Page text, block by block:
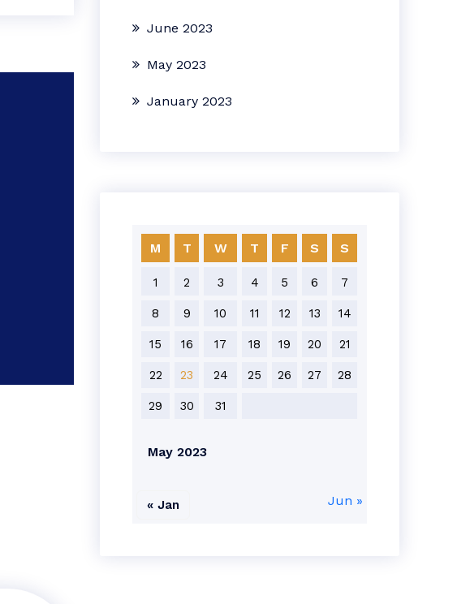
June 2023
May 2023
January 2023
May 2023
M T W T F S S
1 2 3 4 5 6 7
8 9 10 11 12 13 14
15 16 17 18 19 20 21
22 23 24 25 26 27 28
29 30 31
« Jan Jun »